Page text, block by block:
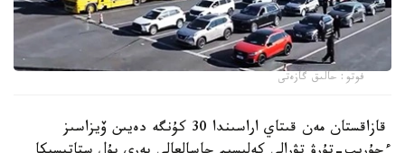
فوتو: حالىق گازەتى
قازاقستان مەن قىتاي اراسىندا 30 كۇنگە دەيىن ۆيزاسىز